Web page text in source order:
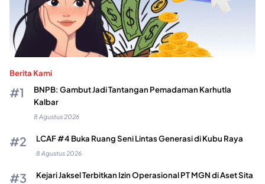
Berita Kami
BNPB: Gambut Jadi Tantangan Pemadaman Karhutla
Kalbar
8 Agustus 2026
LCAF #4 Buka Ruang Seni Lintas Generasi di Kubu Raya
8 Agustus 2026
Kejari Jaksel Terbitkan Izin Operasional PT MGN di Aset Sita